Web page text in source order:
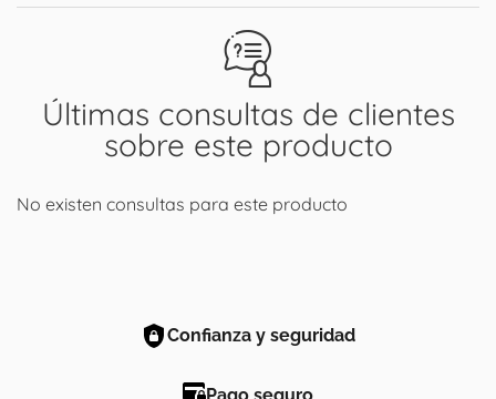
Últimas consultas de clientes
sobre este producto
No existen consultas para este producto
Confianza y seguridad
Pago seguro